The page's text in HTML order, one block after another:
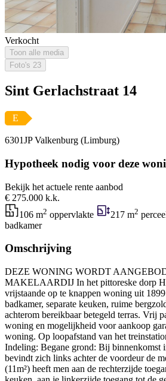
Verkocht
Toon alle media
Foto's 23
Sint Gerlachstraat 14
E
6301JP Valkenburg (Limburg)
Hypotheek nodig voor deze
Bekijk het actuele rente aanbod
€ 275.000 k.k.
106 m2 oppervlakte 217 m2
badkamer
Omschrijving
DEZE WONING WORDT
MAKELAARDIJ In het pittoreske dorp
vrijstaande op te knappen woning uit
badkamer, separate keuken, ruime
achterom bereikbaar betegeld terras. Vrij
woning en mogelijkheid voor aankoop
woning. Op loopafstand van het
Indeling: Begane grond: Bij binnenkomst
bevindt zich links achter de voordeur de
(11m²) heeft men aan de rechterzijde